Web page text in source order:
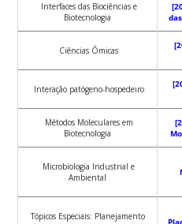
Interfaces das Biociências e
Biotecnologia
Ciências Ômicas
Interação patógeno-hospedeiro
Métodos Moleculares em
Biotecnologia
Microbiologia Industrial e
Ambiental
Tópicos Especiais: Planejamento